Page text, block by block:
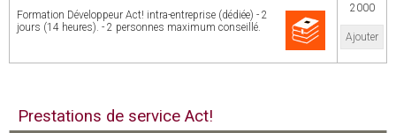
Formation Développeur Act! intra-entreprise (dédiée) - 2
jours (14 heures). - 2 personnes maximum conseillé.
2000
Ajouter
Prestations de service Act!